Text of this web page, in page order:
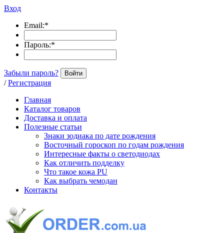
Вход
Email:*
Пароль:*
Забыли пароль? Войти
/ Регистрация
Главная
Каталог товаров
Доставка и оплата
Полезные статьи
Знаки зодиака по дате рождения
Восточный гороскоп по годам рождения
Интересные факты о светодиодах
Как отличить подделку
Что такое кожа PU
Как выбрать чемодан
Контакты